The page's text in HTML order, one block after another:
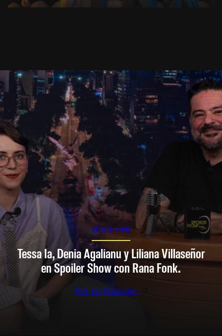
SPOILER SHOW
Tessa Ia, Denia Agalianu y Liliana Villaseñor
en Spoiler Show con Rana Fonk.
Ver en Youtube